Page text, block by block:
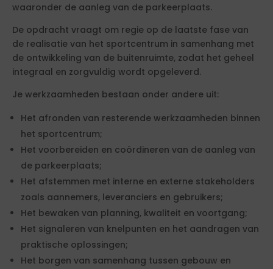
waaronder de aanleg van de parkeerplaats.
De opdracht vraagt om regie op de laatste fase van
de realisatie van het sportcentrum in samenhang met
de ontwikkeling van de buitenruimte, zodat het geheel
integraal en zorgvuldig wordt opgeleverd.
Je werkzaamheden bestaan onder andere uit:
Het afronden van resterende werkzaamheden binnen
het sportcentrum;
Het voorbereiden en coördineren van de aanleg van
de parkeerplaats;
Het afstemmen met interne en externe stakeholders
zoals aannemers, leveranciers en gebruikers;
Het bewaken van planning, kwaliteit en voortgang;
Het signaleren van knelpunten en het aandragen van
praktische oplossingen;
Het borgen van samenhang tussen gebouw en